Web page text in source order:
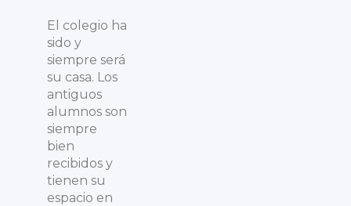
El colegio ha
sido y
siempre será
su casa. Los
antiguos
alumnos son
siempre
bien
recibidos y
tienen su
espacio en